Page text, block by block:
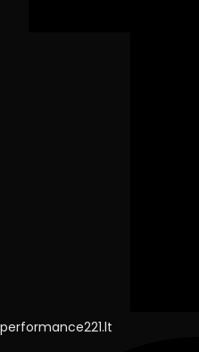
performance221.lt